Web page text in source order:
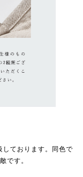
ております。同色で
です。